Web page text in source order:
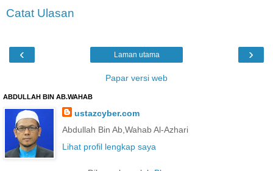
Catat Ulasan
‹ ›
Laman utama
Papar versi web
ABDULLAH BIN AB.WAHAB
ustazcyber.com
Abdullah Bin Ab,Wahab Al-Azhari
Lihat profil lengkap saya